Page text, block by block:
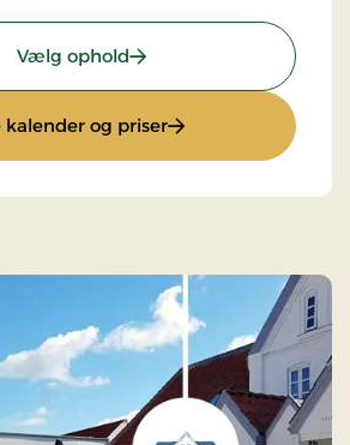
Vælg ophold: Badehotels ophold - 2
kalender og priser: Badehotels